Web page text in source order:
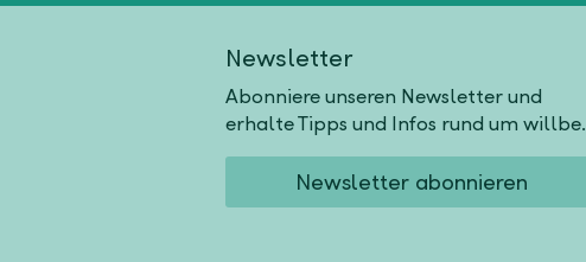
Newsletter
Abonniere unseren Newsletter und
erhalte Tipps und Infos rund um willbe.
Newsletter abonnieren